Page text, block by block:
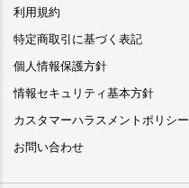
利用規約
特定商取引に基づく表記
個人情報保護方針
情報セキュリティ基本方針
カスタマーハラスメントポリシー
お問い合わせ